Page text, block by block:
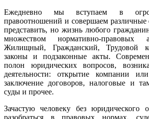
Ежедневно мы вступаем в
правоотношений и совершаем различные
представить, но жизнь любого
множеством нормативно-правовых
Жилищный, Гражданский, Трудовой
законы и подзаконные акты.
полон юридических вопросов,
деятельности: открытие компании
заключение договоров, налоговые и
суды и прочее.
Зачастую человеку без юридического
разобраться в правовых нормах,